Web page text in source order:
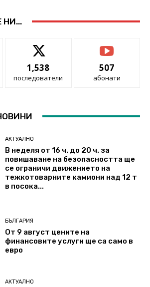
НИ...
1,538
последователи
507
абонати
АКТУАЛНО
В неделя от 16 ч. до 20 ч. за
повишаване на безопасността ще
се ограничи движението на
тежкотоварните камиони над 12 т
в посока...
БЪЛГАРИЯ
От 9 август цените на
финансовите услуги ще са само в
евро
АКТУАЛНО